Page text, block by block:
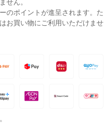
せん。
のポイントが進呈されます。た
お買い物にご利用いただけませ